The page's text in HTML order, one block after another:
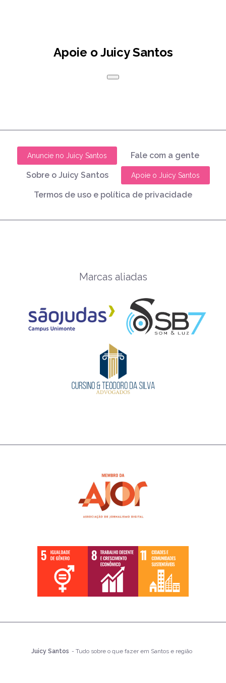
Apoie o Juicy Santos
Anuncie no Juicy Santos Fale com a gente
Sobre o Juicy Santos Apoie o Juicy Santos
Termos de uso e política de privacidade
Marcas aliadas
Juicy Santos - Tudo sobre o que fazer em Santos e região